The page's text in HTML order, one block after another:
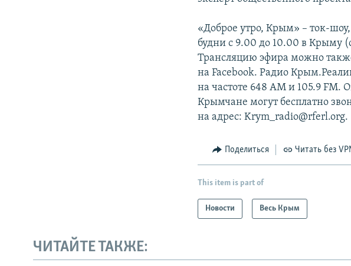
«Доброе утро, Крым» – ток-
будни с 9.00 до 10.00 в Крыму
Трансляцию эфира можно
на Facebook. Радио
на частоте 648 АМ и 105.9 FМ.
Крымчане могут бесплатно
на адрес: Krym_radio@rferl.org.
Поделиться Читать без
This item is part of
Новости Весь Крым
ЧИТАЙТЕ ТАКЖЕ: